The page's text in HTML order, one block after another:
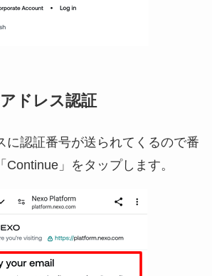
ドレス認証
に認証番号が送られてくるので番
Continue」をタップします。